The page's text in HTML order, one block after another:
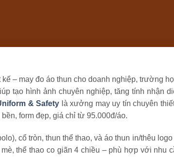
kế – may đo áo thun cho doanh nghiệp, trường
tạo hình ảnh chuyên nghiệp, tăng tính nhận
& Safety là xưởng may uy tín chuyên
form đẹp, giá chỉ từ 95.000đ/áo.
cổ tròn, thun thể thao, và áo thun in/thêu
thể thao co giãn 4 chiều – phù hợp với nhu